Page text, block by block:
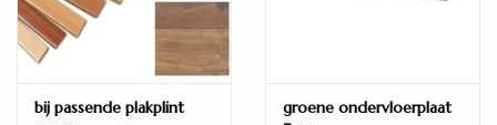
bij passende plakplint
groene ondervloerplaat